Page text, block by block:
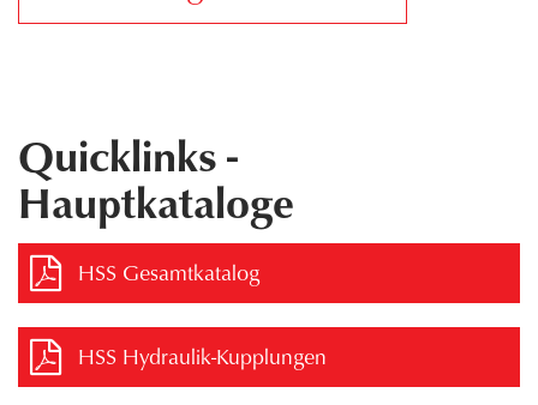
Quicklinks -
Hauptkataloge
HSS Gesamtkatalog
HSS Hydraulik-Kupplungen